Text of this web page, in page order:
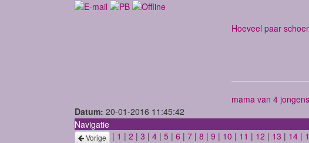
Hoeveel paar
mama van 4 jongens
Datum: 20-01-2016 11:45:42
Navigatie
Vorige | 1 | 2 | 3 | 4 | 5 | 6 | 7 | 8 | 9 | 10 | 11 | 12 | 13 | 14 |